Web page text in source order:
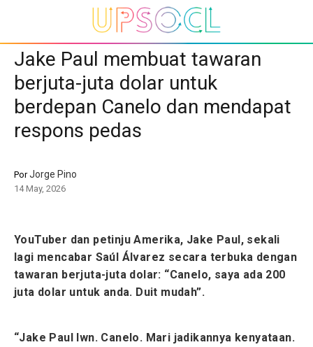
Jake Paul membuat tawaran
berjuta-juta dolar untuk
berdepan Canelo dan mendapat
respons pedas
PorJorge Pino
14 May, 2026
YouTuber dan petinju Amerika, Jake Paul, sekali
lagi mencabar Saúl Álvarez secara terbuka dengan
tawaran berjuta-juta dolar: “Canelo, saya ada 200
juta dolar untuk anda. Duit mudah”.
“Jake Paul lwn. Canelo. Mari jadikannya kenyataan.